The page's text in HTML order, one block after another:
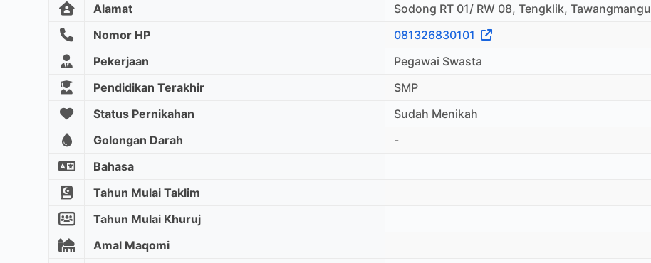
Alamat
Sodong RT 01/ RW 08, Tengklik, Tawangmangu
Nomor HP
081326830101
Pekerjaan
Pegawai Swasta
Pendidikan Terakhir
SMP
Status Pernikahan
Sudah Menikah
Golongan Darah
-
Bahasa
Tahun Mulai Taklim
Tahun Mulai Khuruj
Amal Maqomi